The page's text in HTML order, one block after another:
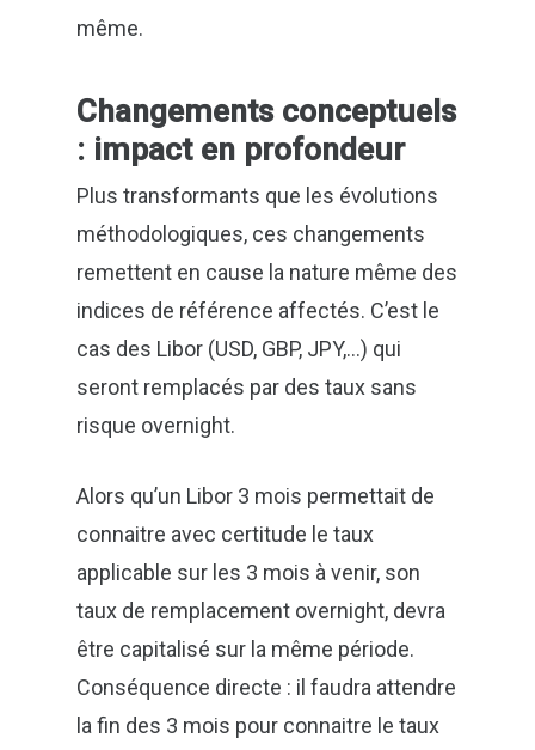
même.
Changements conceptuels
: impact en profondeur
Plus transformants que les évolutions
méthodologiques, ces changements
remettent en cause la nature même des
indices de référence affectés. C’est le
cas des Libor (USD, GBP, JPY,…) qui
seront remplacés par des taux sans
risque overnight.
Alors qu’un Libor 3 mois permettait de
connaitre avec certitude le taux
applicable sur les 3 mois à venir, son
taux de remplacement overnight, devra
être capitalisé sur la même période.
Conséquence directe : il faudra attendre
la fin des 3 mois pour connaitre le taux